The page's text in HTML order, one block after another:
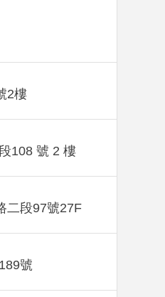
2樓
108 號 2 樓
二段97號27F
號